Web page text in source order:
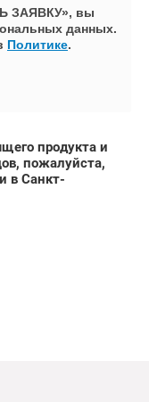
ЗАЯВКУ», вы
данных.
Политике.
продукта и
пожалуйста,
в Санкт-